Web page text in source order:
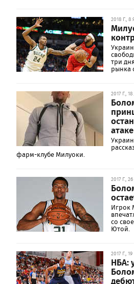
2018 Г.,
три
рынка
2017 Г.,
атаке
фарм-клубе Милуоки.
2017 Г.,
Игрок
со
Ютой.
2017 Г.,
НБА: